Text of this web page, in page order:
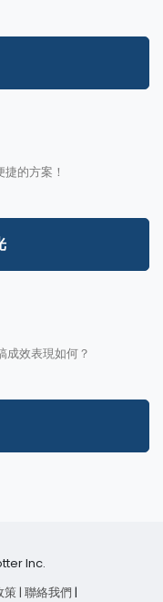
的方案！
成效表現如何？
Inc.
策| 聯絡我們 |